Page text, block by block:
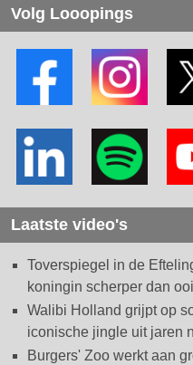
Volg Looopings
Laatste video's
Toverspiegel in de
koningin scherper dan
Walibi Holland grijpt op
iconische jingle uit jaren
Burgers' Zoo werkt aan